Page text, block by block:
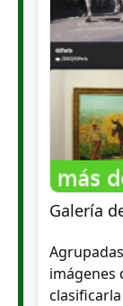
Galería
imágenes